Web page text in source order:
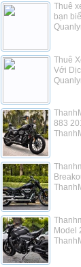
Thuê
bạn
Thuê
Với
883
Model